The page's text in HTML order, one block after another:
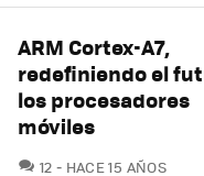
ARM Cortex-A7,
redefiniendo el
los procesadores
móviles
12 COMENTARIOS
HACE 15 AÑOS